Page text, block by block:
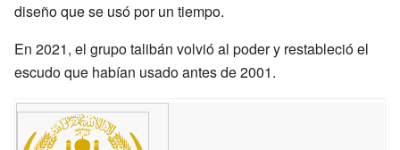
diseño que se usó por un tiempo.
En 2021, el grupo talibán volvió al poder y restableció el
escudo que habían usado antes de 2001.